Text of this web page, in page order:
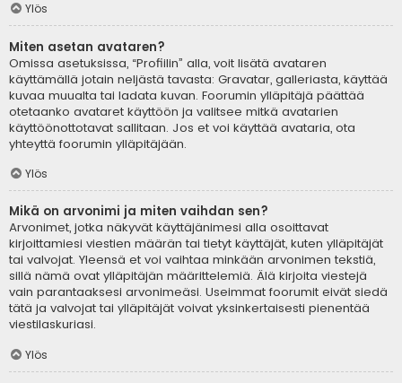
Ylös
Miten asetan avataren?
Omissa asetuksissa, “Profiilin” alla, voit lisätä avataren
käyttämällä jotain neljästä tavasta: Gravatar, galleriasta, käyttää
kuvaa muualta tai ladata kuvan. Foorumin ylläpitäjä päättää
otetaanko avataret käyttöön ja valitsee mitkä avatarien
käyttöönottotavat sallitaan. Jos et voi käyttää avataria, ota
yhteyttä foorumin ylläpitäjään.
Ylös
Mikä on arvonimi ja miten vaihdan sen?
Arvonimet, jotka näkyvät käyttäjänimesi alla osoittavat
kirjoittamiesi viestien määrän tai tietyt käyttäjät, kuten ylläpitäjät
tai valvojat. Yleensä et voi vaihtaa minkään arvonimen tekstiä,
sillä nämä ovat ylläpitäjän määrittelemiä. Älä kirjoita viestejä
vain parantaaksesi arvonimeäsi. Useimmat foorumit eivät siedä
tätä ja valvojat tai ylläpitäjät voivat yksinkertaisesti pienentää
viestilaskuriasi.
Ylös